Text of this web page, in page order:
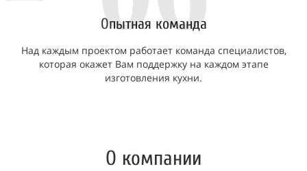
Опытная команда
Над каждым проектом работает команда специалистов,
которая окажет Вам поддержку на каждом этапе
изготовления кухни.
О компании